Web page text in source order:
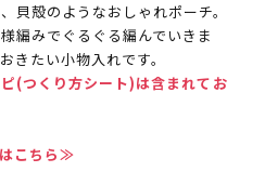
貝殻のようなおしゃれポーチ。
編みでぐるぐる編んでいきま
きたい小物入れです。
(つくり方シート)は含まれてお
こちら≫